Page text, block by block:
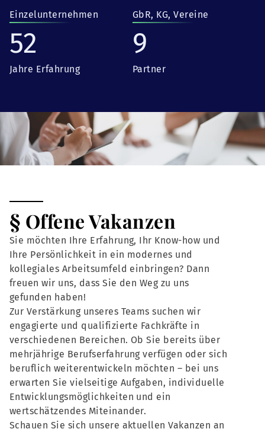
Einzelunternehmen GbR, KG, Vereine
52
Jahre Erfahrung
9
Partner
§ Offene Vakanzen
Sie möchten Ihre Erfahrung, Ihr Know-how und
Ihre Persönlichkeit in ein modernes und
kollegiales Arbeitsumfeld einbringen? Dann
freuen wir uns, dass Sie den Weg zu uns
gefunden haben!
Zur Verstärkung unseres Teams suchen wir
engagierte und qualifizierte Fachkräfte in
verschiedenen Bereichen. Ob Sie bereits über
mehrjährige Berufserfahrung verfügen oder sich
beruflich weiterentwickeln möchten – bei uns
erwarten Sie vielseitige Aufgaben, individuelle
Entwicklungsmöglichkeiten und ein
wertschätzendes Miteinander.
Schauen Sie sich unsere aktuellen Vakanzen an